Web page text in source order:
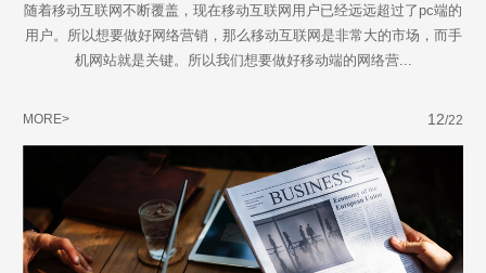
随着移动互联网不断覆盖，现在移动互联网用户已经远远超过了pc端的
用户。所以想要做好网络营销，那么移动互联网是非常大的市场，而手
机网站就是关键。所以我们想要做好移动端的网络营...
MORE> 12/22